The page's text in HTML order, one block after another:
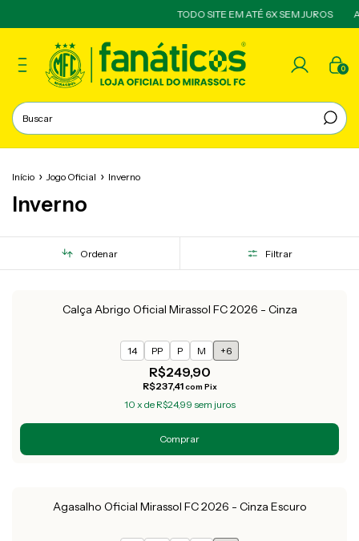
TODO SITE EM ATÉ 6X SEM JUROS
0
Início Jogo Oficial Inverno
Inverno
Ordenar Filtrar
Calça Abrigo Oficial Mirassol FC 2026 - Cinza
14 PP P M +6
R$249,90
R$237,41com Pix
10 x de R$24,99 sem juros
Comprar
Agasalho Oficial Mirassol FC 2026 - Cinza Escuro